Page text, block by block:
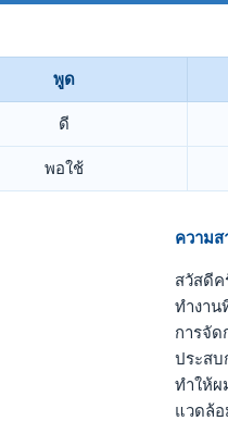
พูด
ดี
พอใช้
ความส
สวัสดีค
ทำงาน
การจัด
ประสบ
ทำให้ผ
แวดล้